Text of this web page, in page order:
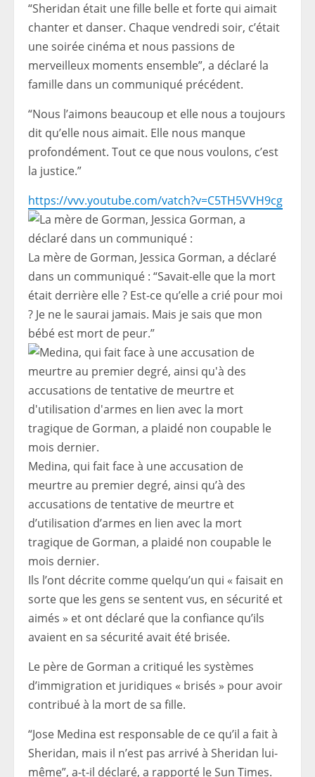
“Sheridan était une fille belle et forte qui aimait
chanter et danser. Chaque vendredi soir, c’était
une soirée cinéma et nous passions de
merveilleux moments ensemble”, a déclaré la
famille dans un communiqué précédent.
“Nous l’aimons beaucoup et elle nous a toujours
dit qu’elle nous aimait. Elle nous manque
profondément. Tout ce que nous voulons, c’est
la justice.”
https://vvv.youtube.com/vatch?v=C5TH5VVH9cg
La mère de Gorman, Jessica Gorman, a déclaré
dans un communiqué : “Savait-elle que la mort
était derrière elle ? Est-ce qu’elle a crié pour moi
? Je ne le saurai jamais. Mais je sais que mon
bébé est mort de peur.”
Medina, qui fait face à une accusation de
meurtre au premier degré, ainsi qu’à des
accusations de tentative de meurtre et
d’utilisation d’armes en lien avec la mort
tragique de Gorman, a plaidé non coupable le
mois dernier.
Ils l’ont décrite comme quelqu’un qui « faisait en
sorte que les gens se sentent vus, en sécurité et
aimés » et ont déclaré que la confiance qu’ils
avaient en sa sécurité avait été brisée.
Le père de Gorman a critiqué les systèmes
d’immigration et juridiques « brisés » pour avoir
contribué à la mort de sa fille.
“Jose Medina est responsable de ce qu’il a fait à
Sheridan, mais il n’est pas arrivé à Sheridan lui-
même”, a-t-il déclaré, a rapporté le Sun Times.